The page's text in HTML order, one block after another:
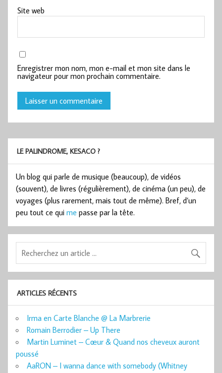
Site web
Enregistrer mon nom, mon e-mail et mon site dans le
navigateur pour mon prochain commentaire.
LE PALINDROME, KESACO ?
Un blog qui parle de musique (beaucoup), de vidéos
(souvent), de livres (régulièrement), de cinéma (un peu), de
voyages (plus rarement, mais tout de même). Bref, d’un
peu tout ce qui me passe par la tête.
ARTICLES RÉCENTS
Irma en Carte Blanche @ La Marbrerie
Romain Berrodier – Up There
Martin Luminet – Cœur & Quand nos cheveux auront
poussé
AaRON – I wanna dance with somebody (Whitney